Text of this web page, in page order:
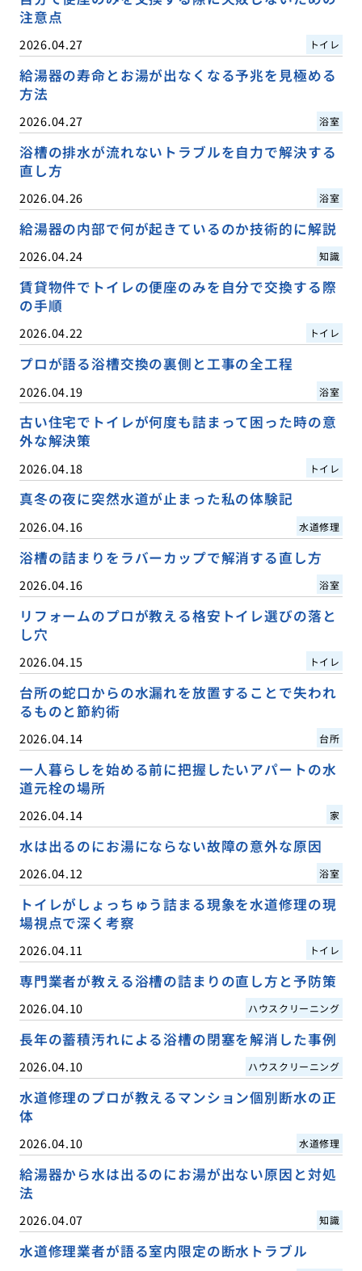
注意点
2026.04.27 トイレ
給湯器の寿命とお湯が出なくなる予兆を見極める
方法
2026.04.27 浴室
浴槽の排水が流れないトラブルを自力で解決する
直し方
2026.04.26 浴室
給湯器の内部で何が起きているのか技術的に解説
2026.04.24 知識
賃貸物件でトイレの便座のみを自分で交換する際
の手順
2026.04.22 トイレ
プロが語る浴槽交換の裏側と工事の全工程
2026.04.19 浴室
古い住宅でトイレが何度も詰まって困った時の意
外な解決策
2026.04.18 トイレ
真冬の夜に突然水道が止まった私の体験記
2026.04.16 水道修理
浴槽の詰まりをラバーカップで解消する直し方
2026.04.16 浴室
リフォームのプロが教える格安トイレ選びの落と
し穴
2026.04.15 トイレ
台所の蛇口からの水漏れを放置することで失われ
るものと節約術
2026.04.14 台所
一人暮らしを始める前に把握したいアパートの水
道元栓の場所
2026.04.14 家
水は出るのにお湯にならない故障の意外な原因
2026.04.12 浴室
トイレがしょっちゅう詰まる現象を水道修理の現
場視点で深く考察
2026.04.11 トイレ
専門業者が教える浴槽の詰まりの直し方と予防策
2026.04.10 ハウスクリーニング
長年の蓄積汚れによる浴槽の閉塞を解消した事例
2026.04.10 ハウスクリーニング
水道修理のプロが教えるマンション個別断水の正
体
2026.04.10 水道修理
給湯器から水は出るのにお湯が出ない原因と対処
法
2026.04.07 知識
水道修理業者が語る室内限定の断水トラブル